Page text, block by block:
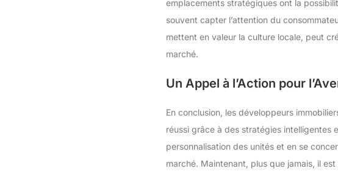
emplacements stratégiques ont la
souvent capter l’attention du
mettent en valeur la culture locale, peut
marché.
Un Appel à l’Action pour
En conclusion, les développeurs
réussi grâce à des stratégies intelligentes
personnalisation des unités et en se
marché. Maintenant, plus que jamais, il